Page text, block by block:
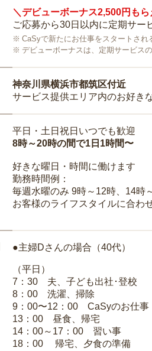
＼デビューボーナス2,500円もら
ご応募から30日以内に定期サー
CaSyで新たにお仕事をスタートされ
デビューボーナスは、定期サービス
神奈川県横浜市都筑区付近
サービス提供エリア内のお好き
平日・土日祝日いつでも歓迎
8時～20時の間で1日1時間〜
好きな曜日・時間に働けます
勤務時間例：
毎週水曜のみ 9時～12時、14時
お客様のライフスタイルに合わ
●主婦Dさんの場合（40代）
（平日）
7：30 夫、子ども出社･登校
8：00 洗濯、掃除
9：00〜12：00 CaSyのお仕事
13：00 昼食、帰宅
14：00～17：00 習い事
18：00 帰宅、夕食の準備